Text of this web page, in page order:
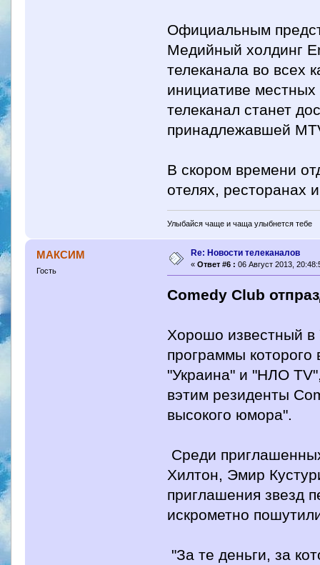
Официальным
Медийный холдинг
телеканала во всех
инициативе
телеканал станет
принадлежавшей
В скором времени
отелях, ресторанах
Улыбайся чаще и чаща улыбнется тебе
МАКСИМ
Гость
Re: Новости телеканалов
« Ответ #6 : 06 Август 2013,
Comedy Club
Хорошо известный в
программы
"Украина" и "НЛО
вэтим резиденты
высокого юмора".
Среди
Хилтон, Эмир
приглашения звезд
искрометно
"За те деньги, за